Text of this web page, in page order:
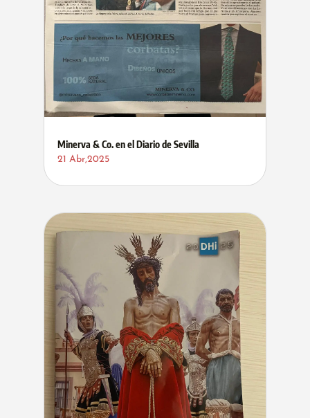
Minerva & Co. en el Diario de Sevilla
21 Abr,2025